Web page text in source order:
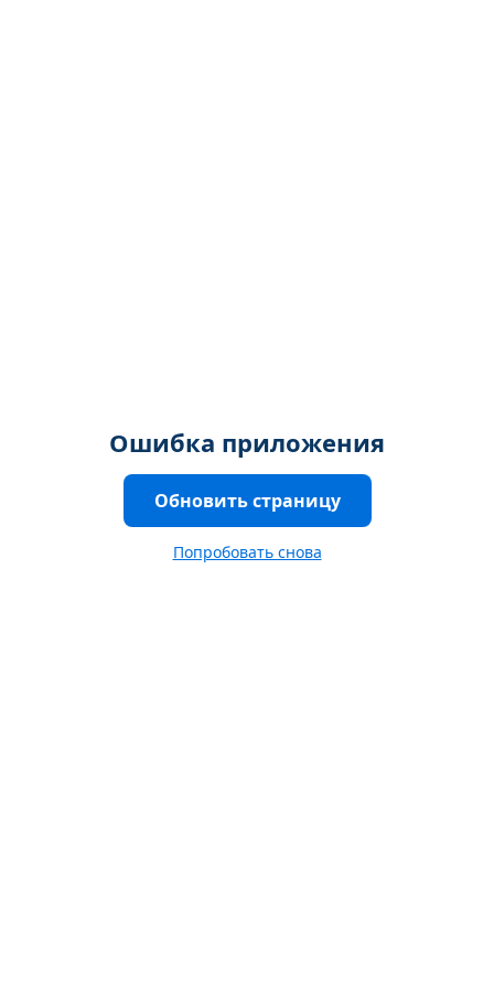
Ошибка приложения
Обновить страницу
Попробовать снова